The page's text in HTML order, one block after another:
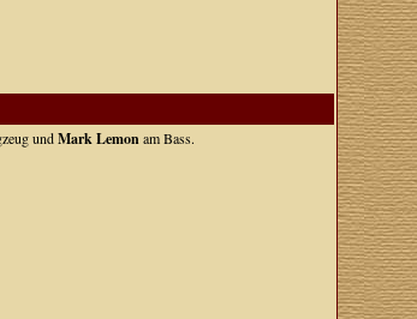
undMark Lemonam Bass.